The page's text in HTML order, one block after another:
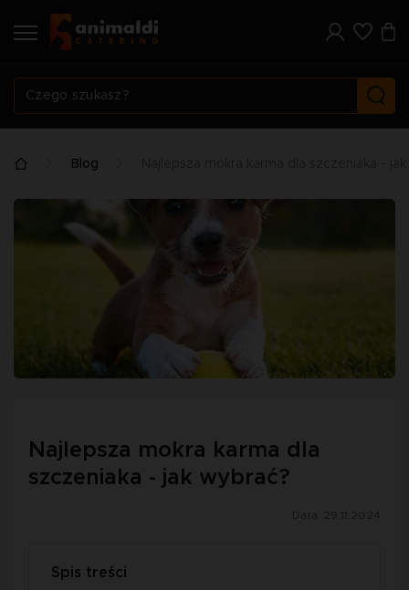
Blog
Najlepsza mokra karma dla
szczeniaka - jak wybrać?
Spis treści